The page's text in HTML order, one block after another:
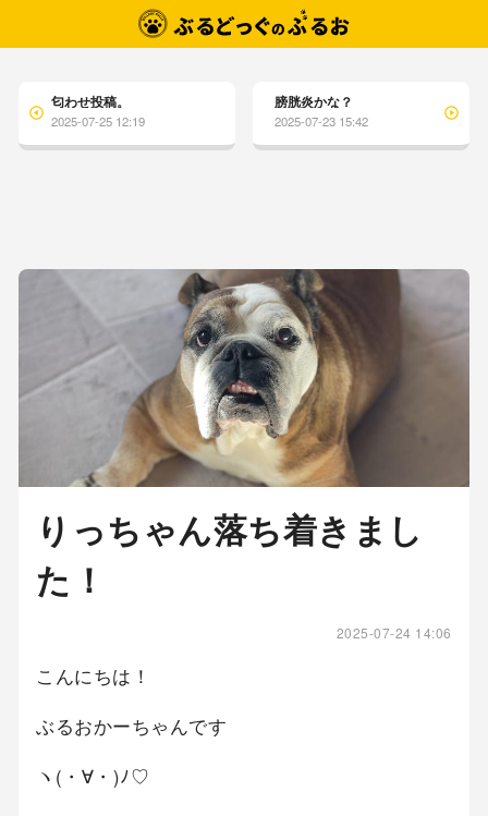
匂わせ投稿。
2025-07-25 12:19
膀胱炎かな？
2025-07-23 15:42
りっちゃん落ち着きまし
た！
2025-07-24 14:06
こんにちは！
ぶるおかーちゃんです
ヽ(・∀・)ﾉ♡